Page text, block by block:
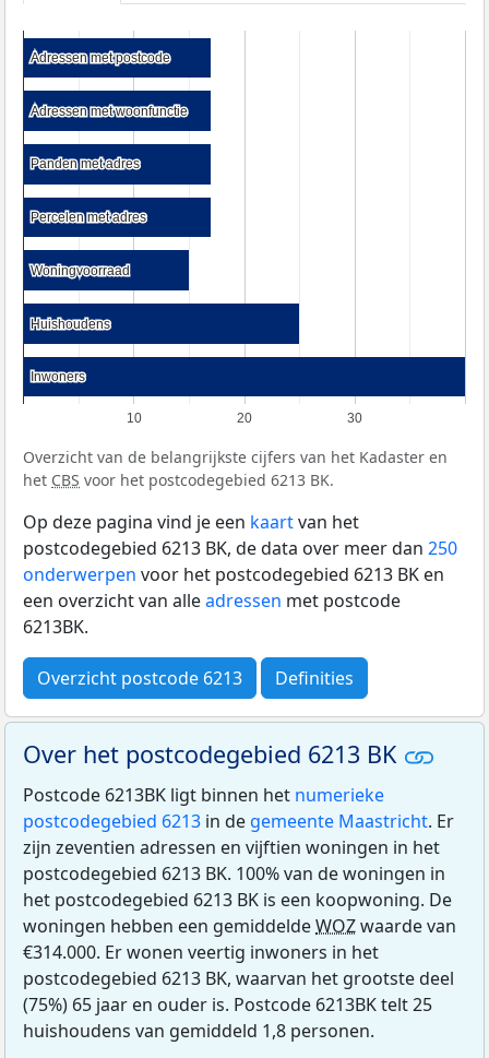
10 20 30
Adressen met postcode
Adressen met postcode
Adressen met woonfunctie
Adressen met woonfunctie
Panden met adres
Panden met adres
Percelen met adres
Percelen met adres
Woningvoorraad
Woningvoorraad
Huishoudens
Huishoudens
Inwoners
Inwoners
Overzicht van de belangrijkste cijfers van het Kadaster en
het CBS voor het postcodegebied 6213 BK.
Op deze pagina vind je een kaartvan het
postcodegebied 6213 BK, de data over meer dan 250
onderwerpen voor het postcodegebied 6213 BK en
een overzicht van alleadressen met postcode
6213BK.
Overzicht postcode 6213 Definities
Over het postcodegebied 6213 BK
Postcode 6213BK ligt binnen het numerieke
postcodegebied 6213 in de gemeente Maastricht. Er
zijn zeventien adressen en vijftien woningen in het
postcodegebied 6213 BK. 100% van de woningen in
het postcodegebied 6213 BK is een koopwoning. De
woningen hebben een gemiddeldeWOZwaarde van
€314.000. Er wonen veertig inwoners in het
postcodegebied 6213 BK, waarvan het grootste deel
(75%) 65 jaar en ouder is. Postcode 6213BK telt 25
huishoudens van gemiddeld 1,8 personen.